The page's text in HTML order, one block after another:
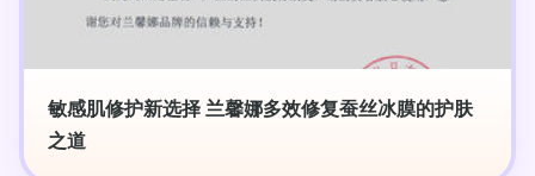
敏感肌修护新选择 兰馨娜多效修复蚕丝冰膜的护肤
之道